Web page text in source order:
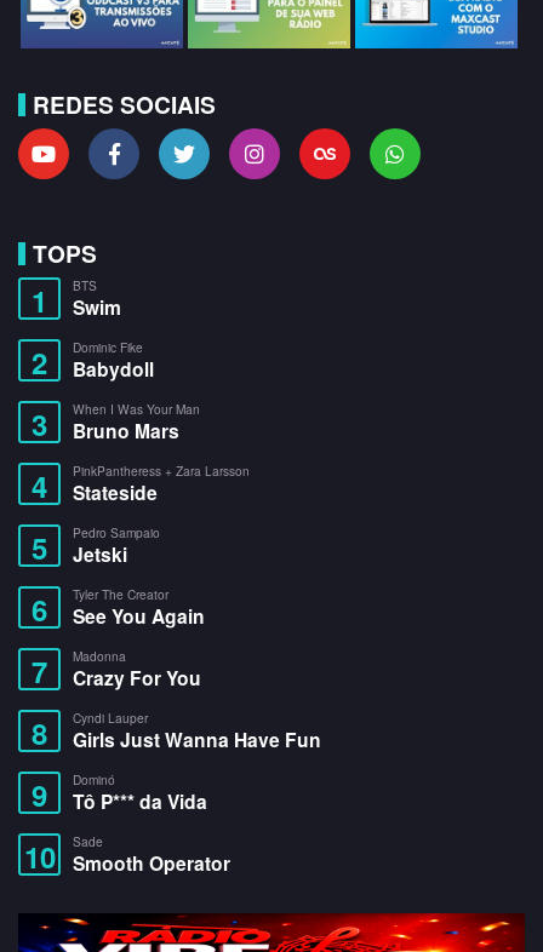
REDES SOCIAIS
TOPS
1 BTS
Swim
2 Dominic Fike
Babydoll
3 When I Was Your Man
Bruno Mars
4 PinkPantheress + Zara Larsson
Stateside
5 Pedro Sampaio
Jetski
6 Tyler The Creator
See You Again
7 Madonna
Crazy For You
8 Cyndi Lauper
Girls Just Wanna Have Fun
9 Dominó
Tô P*** da Vida
10 Sade
Smooth Operator